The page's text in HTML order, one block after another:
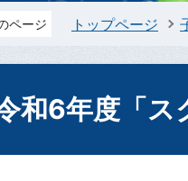
ページ トップページ
和6年度「ス